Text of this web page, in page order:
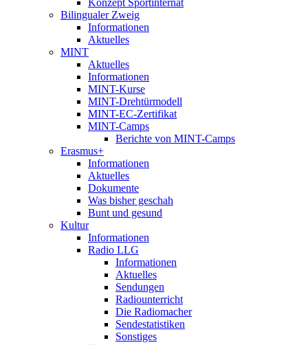
Konzept Sportinternat
Bilingualer Zweig
Informationen
Aktuelles
MINT
Aktuelles
Informationen
MINT-Kurse
MINT-Drehtürmodell
MINT-EC-Zertifikat
MINT-Camps
Berichte von MINT-Camps
Erasmus+
Informationen
Aktuelles
Dokumente
Was bisher geschah
Bunt und gesund
Kultur
Informationen
Radio LLG
Informationen
Aktuelles
Sendungen
Radiounterricht
Die Radiomacher
Sendestatistiken
Sonstiges